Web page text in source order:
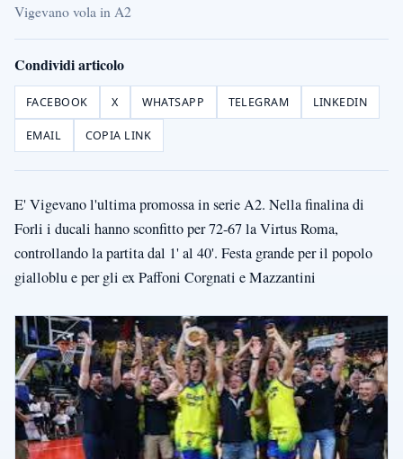
Vigevano vola in A2
Condividi articolo
FACEBOOK X WHATSAPP TELEGRAM LINKEDIN
EMAIL COPIA LINK
E' Vigevano l'ultima promossa in serie A2. Nella finalina di
Forli i ducali hanno sconfitto per 72-67 la Virtus Roma,
controllando la partita dal 1' al 40'. Festa grande per il popolo
gialloblu e per gli ex Paffoni Corgnati e Mazzantini